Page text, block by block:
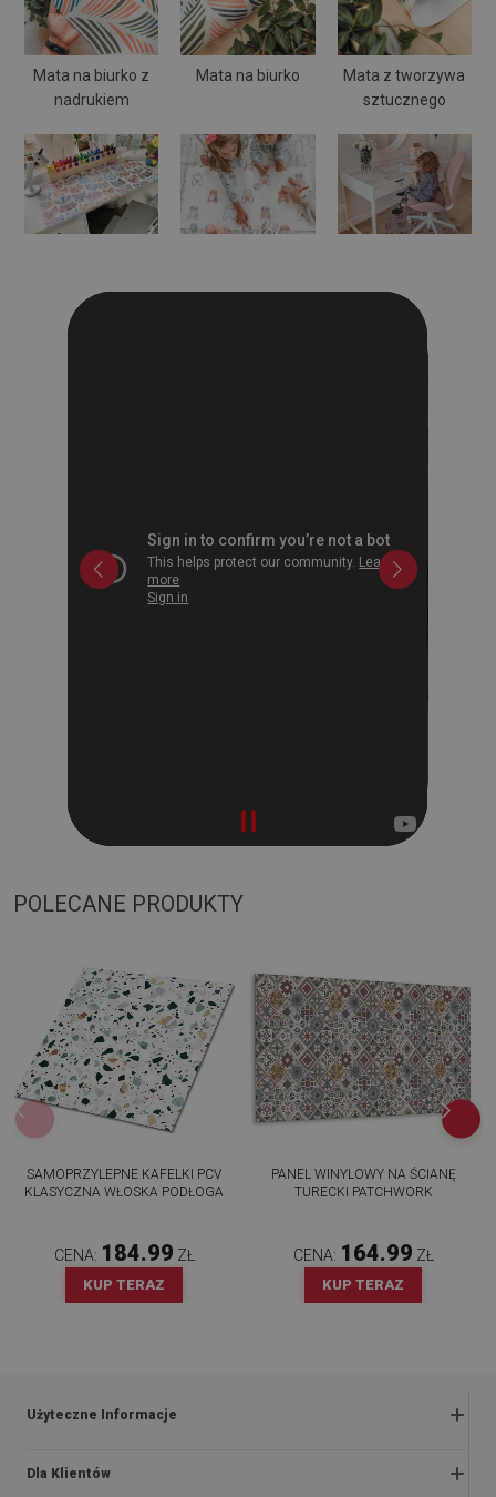
Mata na biurko z
nadrukiem
Mata na biurko
Mata z tworzywa
sztucznego
POLECANE PRODUKTY
SAMOPRZYLEPNE KAFELKI PCV
KLASYCZNA WŁOSKA PODŁOGA
CENA: 184.99 ZŁ
KUP TERAZ
PANEL WINYLOWY NA ŚCIANĘ
TURECKI PATCHWORK
CENA: 164.99 ZŁ
KUP TERAZ
Użyteczne Informacje
Zwroty i reklamacje
Dla Klientów